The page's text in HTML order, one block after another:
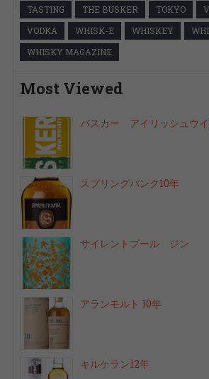
TASTING
THE BUSKER TOKYO
VODKA
WHISK-E WHISKEY
WHISKY MAGAZINE
Most Viewed
バスカー アイリッシュウ
スプリングバンク10年
サイレントプール ジン
アランモルト 10年
キルケラン12年